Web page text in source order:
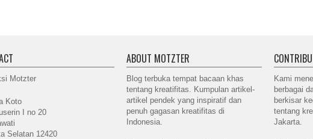
Motzter
Koto
I no 20
Selatan 12420
ABOUT MOTZTER
Blog terbuka tempat bacaan khas
tentang kreatifitas. Kumpulan artikel-
artikel pendek yang inspiratif dan
penuh gagasan kreatifitas di
Indonesia.
Kami
berbagai
berkisar
tentang
Jakarta.